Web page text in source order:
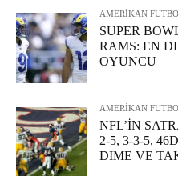
AMERİKAN
SUPER
RAMS: EN
OYUNCU
AMERİKAN
NFL’İN
2-5, 3-3-5,
DIME VE